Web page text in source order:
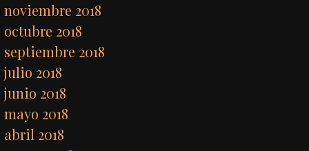
noviembre 2018
octubre 2018
septiembre 2018
julio 2018
junio 2018
mayo 2018
abril 2018